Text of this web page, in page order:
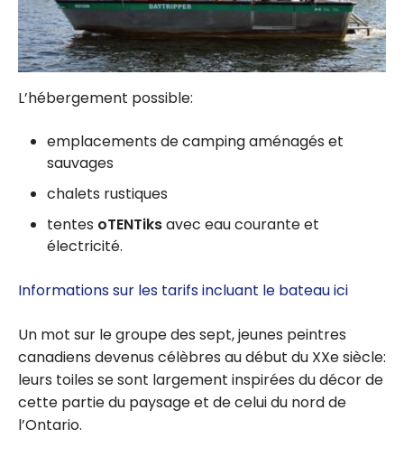
L’hébergement possible:
emplacements de camping aménagés et
sauvages
chalets rustiques
tentes oTENTiksavec eau courante et
électricité.
Informations sur les tarifs incluant le bateauici
Un mot sur le groupe des sept, jeunes peintres
canadiens devenus célèbres au début du XXe siècle:
leurs toiles se sont largement inspirées du décor de
cette partie du paysage et de celui du nord de
l’Ontario.